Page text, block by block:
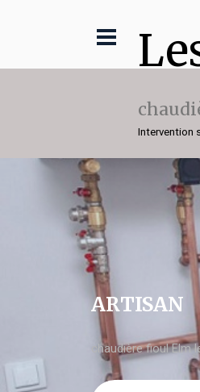
Intervention
ARTISAN
chaudière fioul Elm